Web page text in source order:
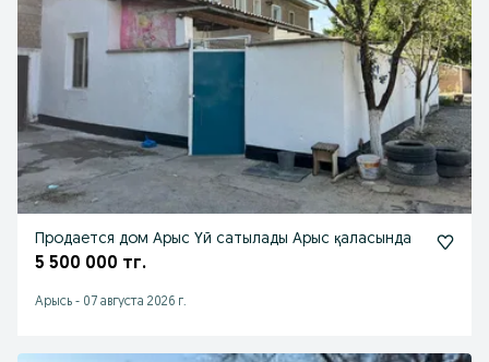
Продается дом Арыс Үй сатылады Арыс қаласында
5 500 000 тг.
Арысь - 07 августа 2026 г.